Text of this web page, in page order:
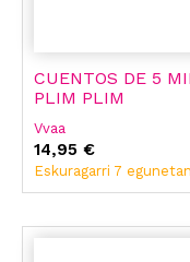
CUENTOS DE 5
PLIM PLIM
Vvaa
14,95 €
Eskuragarri 7 egunetan